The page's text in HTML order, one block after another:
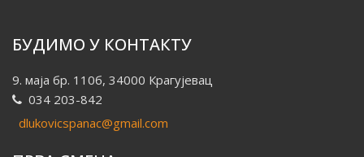
БУДИМО У КОНТАКТУ
9. маја бр. 110б, 34000 Крагујевац
034 203-842
dlukovicspanac@gmail.com